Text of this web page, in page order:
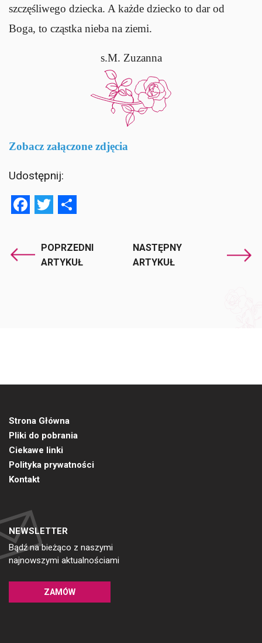
szczęśliwego dziecka. A każde dziecko to dar od
Boga, to cząstka nieba na ziemi.
s.M. Zuzanna
Zobacz załączone zdjęcia
Udostępnij:
Facebook
Twitter
POPRZEDNI
ARTYKUŁ
NASTĘPNY
ARTYKUŁ
Strona Główna
Pliki do pobrania
Ciekawe linki
Polityka prywatności
Kontakt
NEWSLETTER
Bądź na bieżąco z naszymi
najnowszymi aktualnościami
ZAMÓW